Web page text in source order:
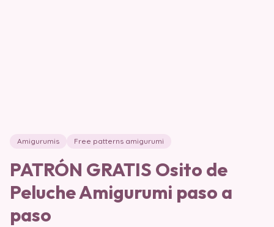
Amigurumis Free patterns amigurumi
PATRÓN GRATIS Osito de
Peluche Amigurumi paso a
paso